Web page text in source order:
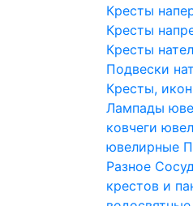
Кресты
Кресты
Кресты
Подвески
Кресты,
Лампады
ковчеги
ювелирные
Разное
крестов и